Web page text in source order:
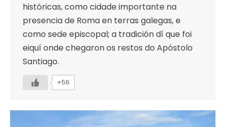
históricas, como cidade importante na
presencia de Roma en terras galegas, e
como sede episcopal; a tradición dí que foi
eiquí onde chegaron os restos do Apóstolo
Santiago.
+56